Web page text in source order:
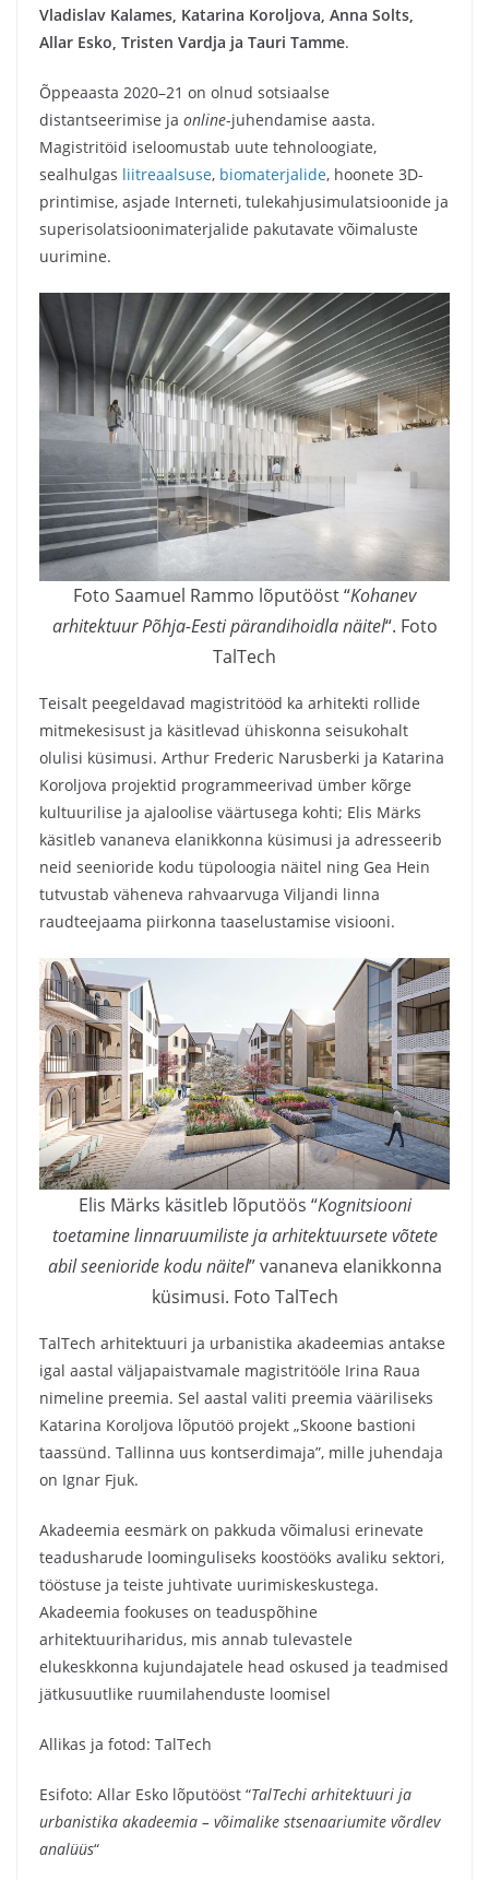
Vladislav Kalames, Katarina Koroljova, Anna Solts,
Allar Esko, Tristen Vardja ja Tauri Tamme.
Õppeaasta 2020–21 on olnud sotsiaalse
distantseerimise ja online-juhendamise aasta.
Magistritöid iseloomustab uute tehnoloogiate,
sealhulgas liitreaalsuse, biomaterjalide, hoonete 3D-
printimise, asjade Interneti, tulekahjusimulatsioonide ja
superisolatsioonimaterjalide pakutavate võimaluste
uurimine.
Foto Saamuel Rammo lõputööst “Kohanev
arhitektuur Põhja-Eesti pärandihoidla näitel“. Foto
TalTech
Teisalt peegeldavad magistritööd ka arhitekti rollide
mitmekesisust ja käsitlevad ühiskonna seisukohalt
olulisi küsimusi. Arthur Frederic Narusberki ja Katarina
Koroljova projektid programmeerivad ümber kõrge
kultuurilise ja ajaloolise väärtusega kohti; Elis Märks
käsitleb vananeva elanikkonna küsimusi ja adresseerib
neid seenioride kodu tüpoloogia näitel ning Gea Hein
tutvustab väheneva rahvaarvuga Viljandi linna
raudteejaama piirkonna taaselustamise visiooni.
Elis Märks käsitleb lõputöös “Kognitsiooni
toetamine linnaruumiliste ja arhitektuursete võtete
abil seenioride kodu näitel” vananeva elanikkonna
küsimusi. Foto TalTech
TalTech arhitektuuri ja urbanistika akadeemias antakse
igal aastal väljapaistvamale magistritööle Irina Raua
nimeline preemia. Sel aastal valiti preemia vääriliseks
Katarina Koroljova lõputöö projekt „Skoone bastioni
taassünd. Tallinna uus kontserdimaja”, mille juhendaja
on Ignar Fjuk.
Akadeemia eesmärk on pakkuda võimalusi erinevate
teadusharude loominguliseks koostööks avaliku sektori,
tööstuse ja teiste juhtivate uurimiskeskustega.
Akadeemia fookuses on teaduspõhine
arhitektuuriharidus, mis annab tulevastele
elukeskkonna kujundajatele head oskused ja teadmised
jätkusuutlike ruumilahenduste loomisel
Allikas ja fotod: TalTech
Esifoto: Allar Esko lõputööst “TalTechi arhitektuuri ja
urbanistika akadeemia – võimalike stsenaariumite võrdlev
analüüs“